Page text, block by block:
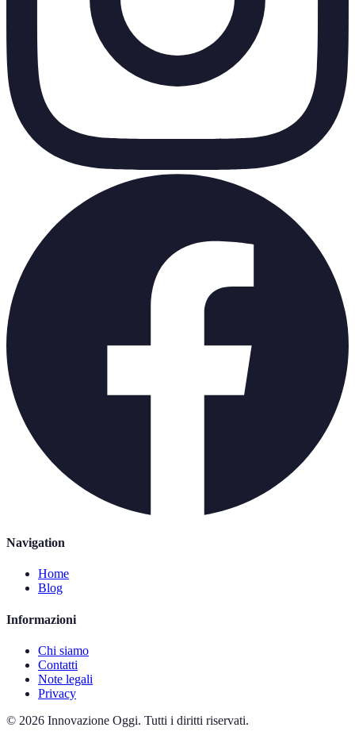
Navigation
Home
Blog
Informazioni
Chi siamo
Contatti
Note legali
Privacy
© 2026 Innovazione Oggi. Tutti i diritti riservati.